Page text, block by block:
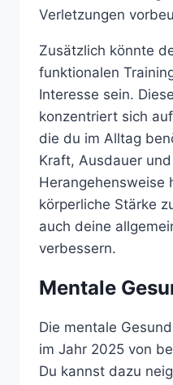
Verletzungen
Zusätzlich könnte
funktionalen
Interesse sein.
konzentriert sich
die du im Alltag
Kraft, Ausdauer
Herangehensweise
körperliche Stärke
auch deine
verbessern.
Mentale
Die mentale
im Jahr 2025 von
Du kannst dazu